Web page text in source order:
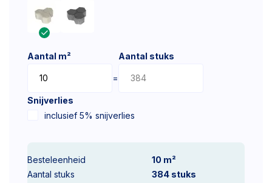
Aantal m²
=
Aantal stuks
Snijverlies
inclusief 5% snijverlies
Besteleenheid
10 m²
Aantal stuks
384 stuks